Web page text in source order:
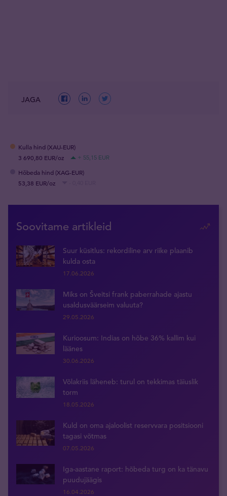
JAGA
Kulla hind (XAU-EUR)
3 690,80 EUR/oz
+ 55,15 EUR
Hõbeda hind (XAG-EUR)
53,38 EUR/oz
Soovitame artikleid
Suur küsitlus: rekordiline arv riike plaanib
kulda osta
17.06.2026
Miks on Šveitsi frank paberrahade ajastu
usaldusväärseim valuuta?
29.05.2026
Kurioosum: Indias on hõbe 36% kallim kui
läänes
30.06.2026
Võlakriis läheneb: turul on tekkimas täiuslik
torm
18.05.2026
Kuld on oma ajaloolist reservvara positsiooni
tagasi võtmas
07.05.2026
Iga-aastane raport: hõbeda turg on ka tänavu
puudujäägis
16.04.2026